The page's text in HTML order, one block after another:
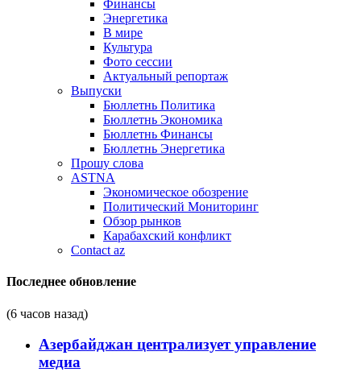
Финансы
Энергетика
В мире
Культура
Фото сессии
Актуальный репортаж
Выпуски
Бюллетнь Политика
Бюллетнь Экономика
Бюллетнь Финансы
Бюллетнь Энергетика
Прошу слова
ASTNA
Экономическое обозрение
Политический Мониторинг
Обзор рынков
Карабахский конфликт
Contact az
Последнее обновление
(6 часов назад)
Азербайджан централизует управление
медиа